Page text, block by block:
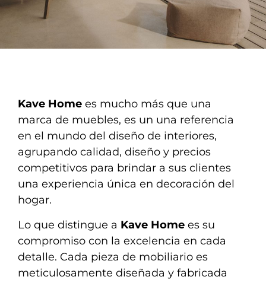
Kave Home es mucho más que una
marca de muebles, es un una referencia
en el mundo del diseño de interiores,
agrupando calidad, diseño y precios
competitivos para brindar a sus clientes
una experiencia única en decoración del
hogar.
Lo que distingue a Kave Home es su
compromiso con la excelencia en cada
detalle. Cada pieza de mobiliario es
meticulosamente diseñada y fabricada